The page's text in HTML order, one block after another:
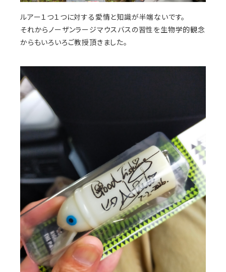
ルアー１つ１つに対する愛情と知識が半端ないです。
それからノーザンラージマウスバスの習性を生物学的観念
からもいろいろご教授頂きました。